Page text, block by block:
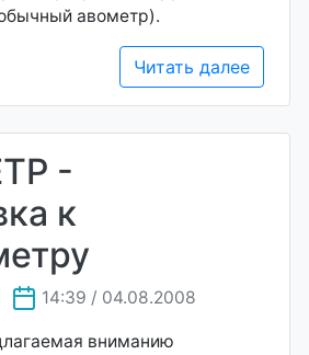
авометр).
Читать далее
-
к
14:39 / 04.08.2008
вниманию